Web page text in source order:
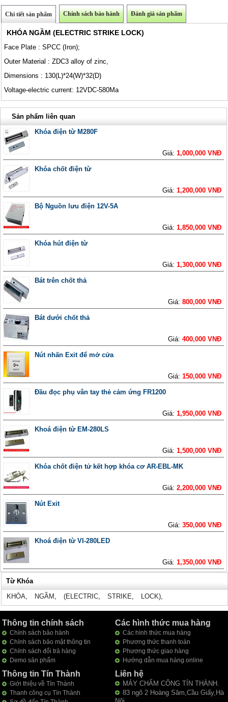
Chi tiết sản phẩm Chính sách bảo hành Đánh giá sản phẩm
KHÓA NGẦM (ELECTRIC STRIKE LOCK)
Face Plate : SPCC (Iron);
Outer Material : ZDC3 alloy of zinc,
Dimensions : 130(L)*24(W)*32(D)
Voltage-electric current: 12VDC-580Ma
Sản phẩm liên quan
Khóa điện từ M280F
Giá:1,000,000 VNĐ
Khóa chốt điện từ
Giá:1,200,000 VNĐ
Bộ Nguồn lưu điện 12V-5A
Giá:1,850,000 VNĐ
Khóa hút điện từ
Giá:1,300,000 VNĐ
Bát trên chốt thả
Giá:800,000 VNĐ
Bát dưới chốt thả
Giá:400,000 VNĐ
Nút nhấn Exit để mở cửa
Giá:150,000 VNĐ
Đầu đọc phụ vân tay thẻ cảm ứng FR1200
Giá:1,950,000 VNĐ
Khoá điện từ EM-280LS
Giá:1,500,000 VNĐ
Khóa chốt điện tử kết hợp khóa cơ AR-EBL-MK
Giá:2,200,000 VNĐ
Nút Exit
Giá:350,000 VNĐ
Khoá điện từ VI-280LED
Giá:1,350,000 VNĐ
Từ Khóa
KHÓA, NGẦM , (ELECTRIC, STRIKE, LOCK),
Thông tin chính sách
Chính sách bảo hành
Chính sách bảo mật thông tin
Chính sách đổi trả hàng
Demo sản phẩm
Các hình thức mua hàng
Các hình thức mua hàng
Phương thức thanh toán
Phương thức giao hàng
Hướng dẫn mua hàng online
Thông tin Tín Thành
Giới thiệu về Tín Thành
Thanh công cụ Tín Thành
Liên hệ
MÁY CHẤM CÔNG TÍN THÀNH.
83 ngõ 2 Hoàng Sâm,Cầu Giấy,Hà